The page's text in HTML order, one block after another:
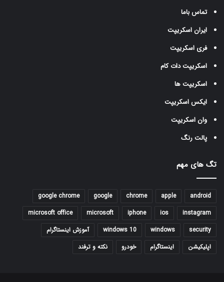
تماس باما
ایران اسکریپت
فری اسکریپت
اسکریپت دات کام
اسکریپت ها
ایکس اسکریپت
وان اسکریپت
پالت رنگ
تگ های مهم
android
apple
chrome
google
google chrome
instagram
ios
iphone
microsoft
microsoft office
security
windows
windows 10
آموزش اینستاگرام
اپلیکیشن
اینستاگرام خودرو نکته و ترفند